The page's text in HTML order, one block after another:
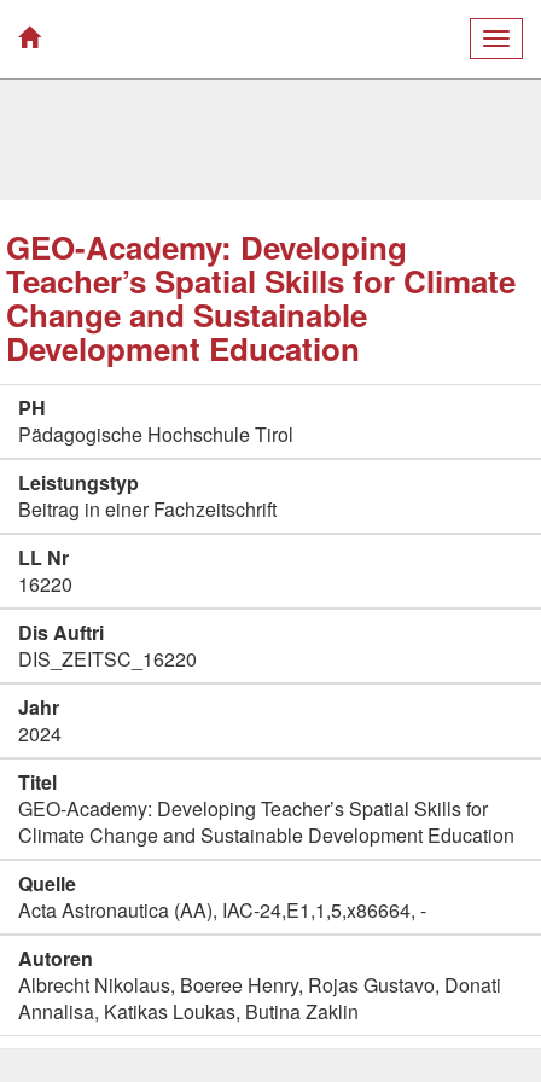
GEO-Academy: Developing
Teacher’s Spatial Skills for Climate
Change and Sustainable
Development Education
PH
Pädagogische Hochschule Tirol
Leistungstyp
Beitrag in einer Fachzeitschrift
LL Nr
16220
Dis Auftri
DIS_ZEITSC_16220
Jahr
2024
Titel
GEO-Academy: Developing Teacher’s Spatial Skills for
Climate Change and Sustainable Development Education
Quelle
Acta Astronautica (AA), IAC-24,E1,1,5,x86664, -
Autoren
Albrecht Nikolaus, Boeree Henry, Rojas Gustavo, Donati
Annalisa, Katikas Loukas, Butina Zaklin